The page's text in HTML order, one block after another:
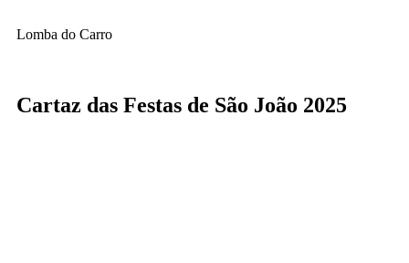
Lomba do Carro
Cartaz das Festas de São João 2025